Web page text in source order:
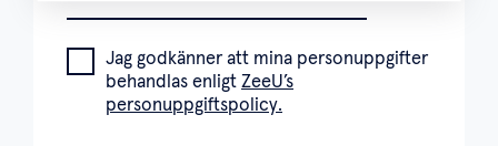
Jag godkänner att mina personuppgifter
behandlas enligt ZeeU’s
personuppgiftspolicy.